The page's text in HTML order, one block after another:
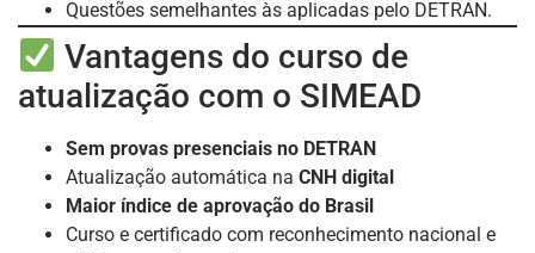
Questões semelhantes às aplicadas pelo DETRAN.
Vantagens do curso de
atualização com o SIMEAD
Sem provas presenciais no DETRAN
Atualização automática na CNH digital
Maior índice de aprovação do Brasil
Curso e certificado com reconhecimento nacional e